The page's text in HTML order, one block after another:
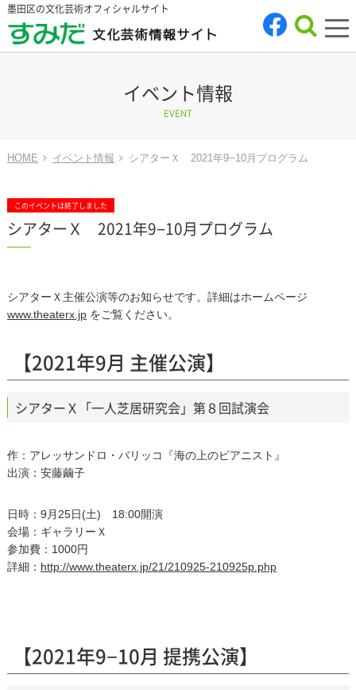
墨田区の文化芸術オフィシャルサイト
イベント情報
EVENT
HOME イベント情報 シアターＸ 2021年9−10月プログラム
このイベントは終了しました
シアターＸ 2021年9−10月プログラム
シアターＸ主催公演等のお知らせです。詳細はホームページ
www.theaterx.jpをご覧ください。
【2021年9月 主催公演】
シアターＸ「一人芝居研究会」第８回試演会
作：アレッサンドロ・バリッコ『海の上のピアニスト』
出演：安藤繭子
日時：9月25日(土) 18:00開演
会場：ギャラリーＸ
参加費：1000円
詳細： http://www.theaterx.jp/21/210925-210925p.php
【2021年9−10月 提携公演】